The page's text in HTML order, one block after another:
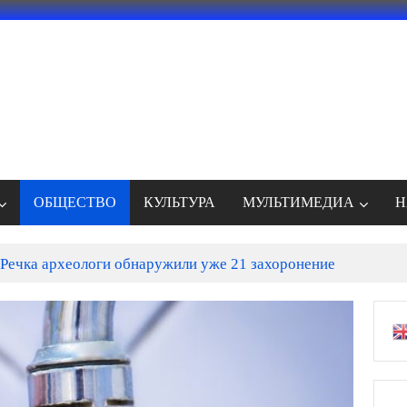
ОБЩЕСТВО КУЛЬТУРА МУЛЬТИМЕДИА
археологи обнаружили уже 21 захоронение